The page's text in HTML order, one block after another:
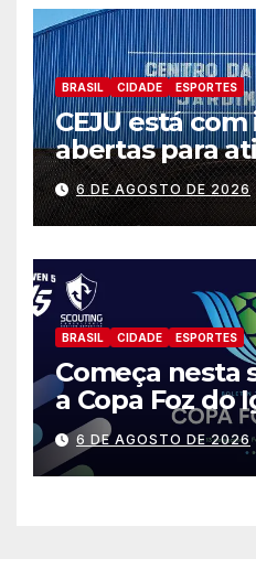
BRASIL CIDADE ESPORTES
CEJU está
abertas para
gratuitas
6 DE AGOSTO DE 2026
BRASIL CIDADE ESPORTES
Começa nesta
a Copa Foz do
2026 com
países
6 DE AGOSTO DE 2026